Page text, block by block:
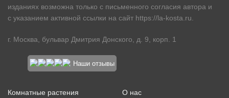
изданиях возможна только с письменного согласия автора и
с указанием активной ссылки на сайт https://la-kosta.ru
г. Москва, бульвар Дмитрия Донского, д. 9, корп. 1
Наши отзывы
Комнатные растения О нас